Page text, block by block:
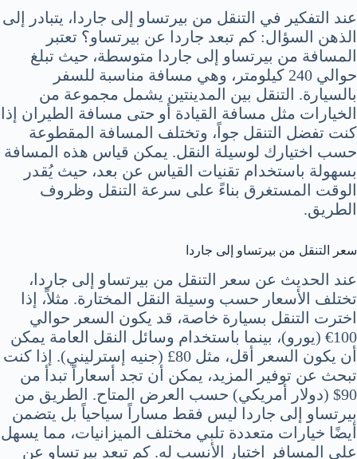
عند التفكير في التنقل من بيرتساو إلى جاردا، يتبادر إلى
الذهن السؤال: كم تبعد جاردا عن بيرتساو؟ تعتبر
المسافة من بيرتساو إلى جاردا متوسطة، حيث تبلغ
حوالي 240 كيلومتر، وهي مسافة مناسبة للسفر
بالسيارة. التنقل بين المدينتين يشمل مجموعة من
الخيارات مثل مسافة القيادة أو حتى مسافة الطيران إذا
كنت تفضل التنقل جواً، وتختلف المسافة المقطوعة
حسب اختيارك لوسيلة النقل. يمكن قياس هذه المسافة
بسهولة باستخدام تقنيات القياس عن بعد، حيث يُقدر
الوقت المستغرق بناءً على سرعة التنقل وظروف
الطريق.
سعر التنقل من بيرتساو إلى جاردا
عند الحديث عن سعر التنقل من بيرتساو إلى جاردا،
تختلف الأسعار حسب وسيلة النقل المختارة. مثلاً، إذا
اخترت التنقل بسيارة خاصة، قد يكون السعر حوالي
100€ (يورو)، بينما باستخدام وسائل النقل العامة يمكن
أن يكون السعر أقل، مثل 80£ (جنيه إسترليني). إذا كنت
تبحث عن توفير المزيد، يمكن أن تجد أسعاراً تبدأ من
90$ (دولار أمريكي) حسب العرض المتاح. الطريق من
بيرتساو إلى جاردا ليس فقط مساراً سياحياً بل يتضمن
أيضًا خيارات متعددة تلبي مختلف الميزانيات، مما يسهل
على المسافر اختيار الأنسب له. كم تبعد بيرتساو عن